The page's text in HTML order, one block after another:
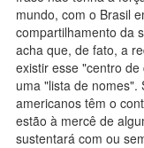
mundo, com o Brasil
compartilhamento da
acha que, de fato, a
existir esse "centro
uma "lista de
americanos têm o
estão à mercê de
sustentará com ou